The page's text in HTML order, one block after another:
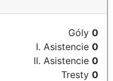
Góly 0
I. Asistencie 0
II. Asistencie 0
Tresty 0